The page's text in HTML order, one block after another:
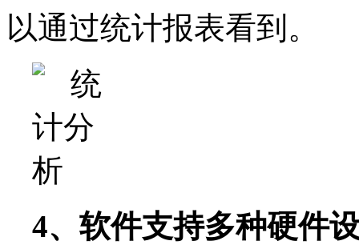
以通过统计报表看到。
4、软件支持多种硬件